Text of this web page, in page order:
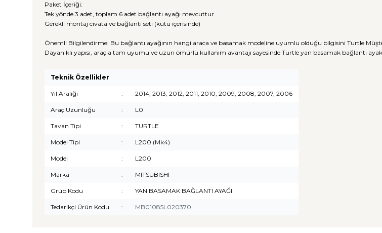
Paket İçeriği:
Tek yönde 3 adet, toplam 6 adet bağlantı ayağı mevcuttur.
Gerekli montaj civata ve bağlantı seti (kutu içerisinde)
Önemli Bilgilendirme: Bu bağlantı ayağının hangi araca ve basamak modeline uyumlu olduğu bilgisini Turtle
Dayanıklı yapısı, araçla tam uyumu ve uzun ömürlü kullanım avantajı sayesinde Turtle yan basamak bağlantı
Teknik Özellikler
Yıl Aralığı : 2014, 2013, 2012, 2011, 2010, 2009, 2008, 2007, 2006
Araç Uzunluğu : L0
Tavan Tipi : TURTLE
Model Tipi : L200 (Mk4)
Model : L200
Marka : MITSUBISHI
Grup Kodu : YAN BASAMAK BAĞLANTI AYAĞI
Tedarikçi Ürün Kodu : MB01085L020370